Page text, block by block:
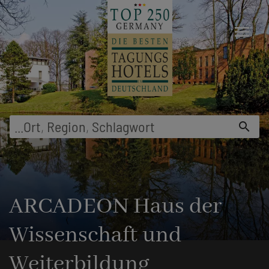
Ort, Region, Schlagwort search
menu
ARCADEON Haus der
Wissenschaft und